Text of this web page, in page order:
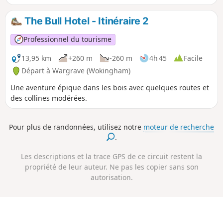
The Bull Hotel - Itinéraire 2
Professionnel du tourisme
13,95 km
+260 m -260 m 4h 45
Facile
Départ à Wargrave (Wokingham)
Une aventure épique dans les bois avec quelques routes et
des collines modérées.
Pour plus de randonnées, utilisez notre moteur de recherche
.
Les descriptions et la trace GPS de ce circuit restent la
propriété de leur auteur. Ne pas les copier sans son
autorisation.